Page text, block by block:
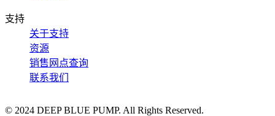
支持
关于支持
资源
销售网点查询
联系我们
© 2024 DEEP BLUE PUMP. All Rights Reserved.